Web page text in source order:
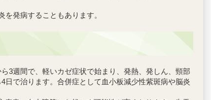
発病することもあります。
3週間で、軽いカゼ症状で始まり、発熱、発しん、頸部
で治ります。合併症として血小板減少性紫斑病や脳炎